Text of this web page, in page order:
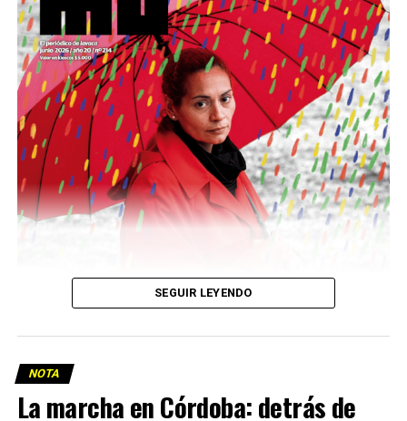
podría ser una frase:
Sin chamuyo, a remarla.
Descargar la Mu en PDF
SEGUIR LEYENDO
NOTA
La marcha en Córdoba: detrás de